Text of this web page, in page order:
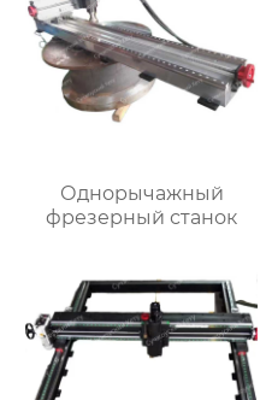
Однорычажный
фрезерный станок